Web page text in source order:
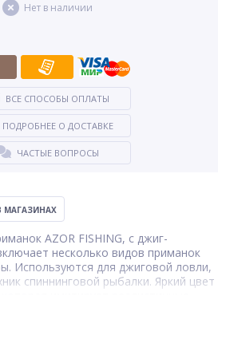
Нет в наличии
ВСЕ СПОСОБЫ ОПЛАТЫ
ПОДРОБНЕЕ О ДОСТАВКЕ
ЧАСТЫЕ ВОПРОСЫ
МАГАЗИНАХ
AZOR FISHING, с джиг-
несколько видов приманок
Используются для джиговой ловли,
спиннинговой рыбалки. Яркий цвет
для хранения и транспортировки.